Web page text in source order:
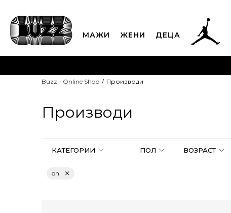
МАЖИ ЖЕНИ ДЕЦА
CLICK & COLLECT
Buzz - Online Shop Производи
Производи
КАТЕГОРИИ ПОЛ ВОЗРАСТ
on